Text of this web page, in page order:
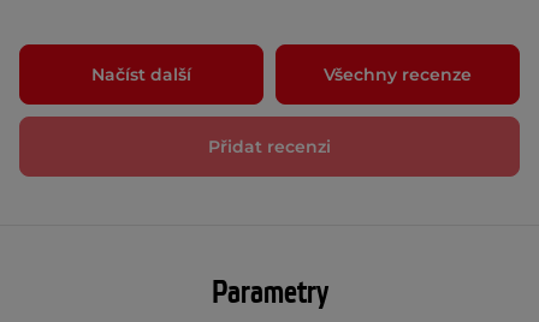
Načíst další Všechny recenze
Přidat recenzi
Parametry